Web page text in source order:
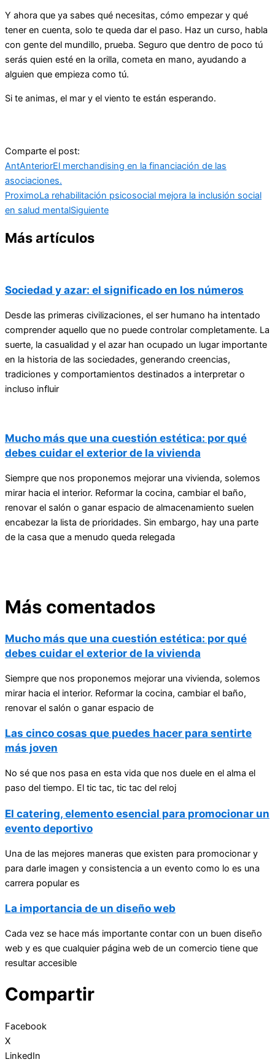
Y ahora que ya sabes qué necesitas, cómo empezar y qué
tener en cuenta, solo te queda dar el paso. Haz un curso, habla
con gente del mundillo, prueba. Seguro que dentro de poco tú
serás quien esté en la orilla, cometa en mano, ayudando a
alguien que empieza como tú.
Si te animas, el mar y el viento te están esperando.
Comparte el post:
AntAnteriorEl merchandising en la financiación de las
asociaciones.
ProximoLa rehabilitación psicosocial mejora la inclusión social
en salud mentalSiguiente
Más artículos
Sociedad y azar: el significado en los números
Desde las primeras civilizaciones, el ser humano ha intentado
comprender aquello que no puede controlar completamente. La
suerte, la casualidad y el azar han ocupado un lugar importante
en la historia de las sociedades, generando creencias,
tradiciones y comportamientos destinados a interpretar o
incluso influir
Mucho más que una cuestión estética: por qué
debes cuidar el exterior de la vivienda
Siempre que nos proponemos mejorar una vivienda, solemos
mirar hacia el interior. Reformar la cocina, cambiar el baño,
renovar el salón o ganar espacio de almacenamiento suelen
encabezar la lista de prioridades. Sin embargo, hay una parte
de la casa que a menudo queda relegada
Más comentados
Mucho más que una cuestión estética: por qué
debes cuidar el exterior de la vivienda
Siempre que nos proponemos mejorar una vivienda, solemos
mirar hacia el interior. Reformar la cocina, cambiar el baño,
renovar el salón o ganar espacio de
Las cinco cosas que puedes hacer para sentirte
más joven
No sé que nos pasa en esta vida que nos duele en el alma el
paso del tiempo. El tic tac, tic tac del reloj
El catering, elemento esencial para promocionar un
evento deportivo
Una de las mejores maneras que existen para promocionar y
para darle imagen y consistencia a un evento como lo es una
carrera popular es
La importancia de un diseño web
Cada vez se hace más importante contar con un buen diseño
web y es que cualquier página web de un comercio tiene que
resultar accesible
Compartir
Facebook
X
LinkedIn